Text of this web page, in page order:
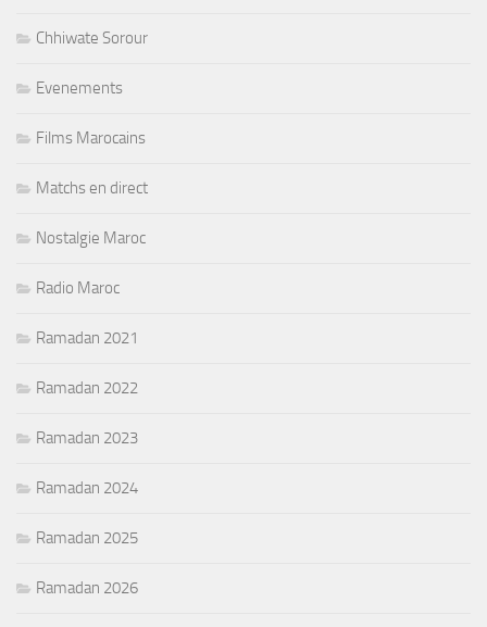
Chhiwate Sorour
Evenements
Films Marocains
Matchs en direct
Nostalgie Maroc
Radio Maroc
Ramadan 2021
Ramadan 2022
Ramadan 2023
Ramadan 2024
Ramadan 2025
Ramadan 2026